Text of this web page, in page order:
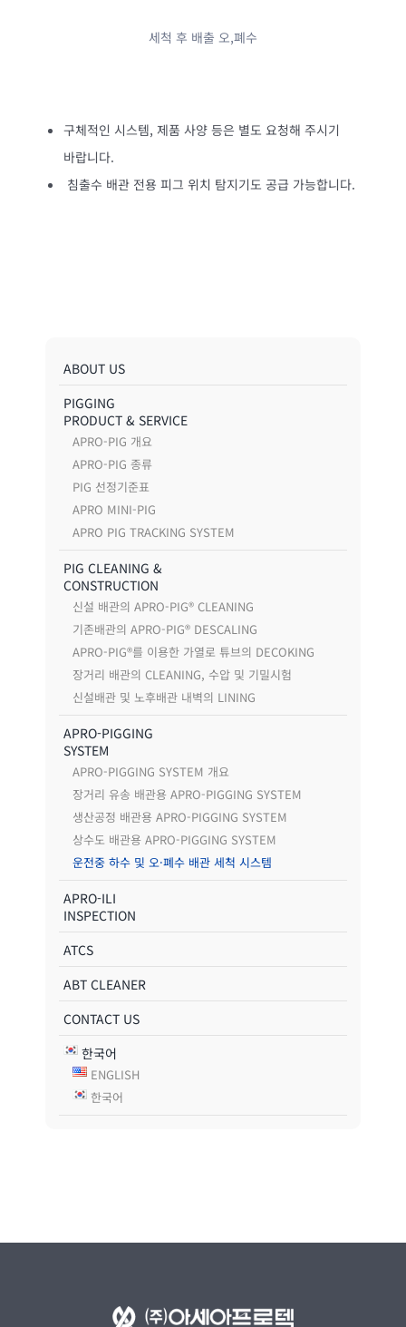
세척 후 배출 오,폐수
구체적인 시스템, 제품 사양 등은 별도 요청해 주시기
바랍니다.
침출수 배관 전용 피그 위치 탐지기도 공급 가능합니다.
ABOUT US
PIGGING
PRODUCT & SERVICE
APRO-PIG 개요
APRO-PIG 종류
PIG 선정기준표
APRO MINI-PIG
APRO PIG TRACKING SYSTEM
PIG CLEANING &
CONSTRUCTION
신설 배관의 APRO-PIG® CLEANING
기존배관의 APRO-PIG® DESCALING
APRO-PIG®를 이용한 가열로 튜브의 DECOKING
장거리 배관의 CLEANING, 수압 및 기밀시험
신설배관 및 노후배관 내벽의 LINING
APRO-PIGGING
SYSTEM
APRO-PIGGING SYSTEM 개요
장거리 유송 배관용 APRO-PIGGING SYSTEM
생산공정 배관용 APRO-PIGGING SYSTEM
상수도 배관용 APRO-PIGGING SYSTEM
운전중 하수 및 오·폐수 배관 세척 시스템
APRO-ILI
INSPECTION
ATCS
ABT CLEANER
CONTACT US
한국어
ENGLISH
한국어